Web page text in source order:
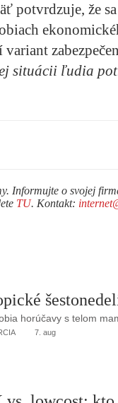
potvrdzuje, že
situácii ľudia
Informujte o svojej
TU. Kontakt:
horúčavy s telom
7. aug